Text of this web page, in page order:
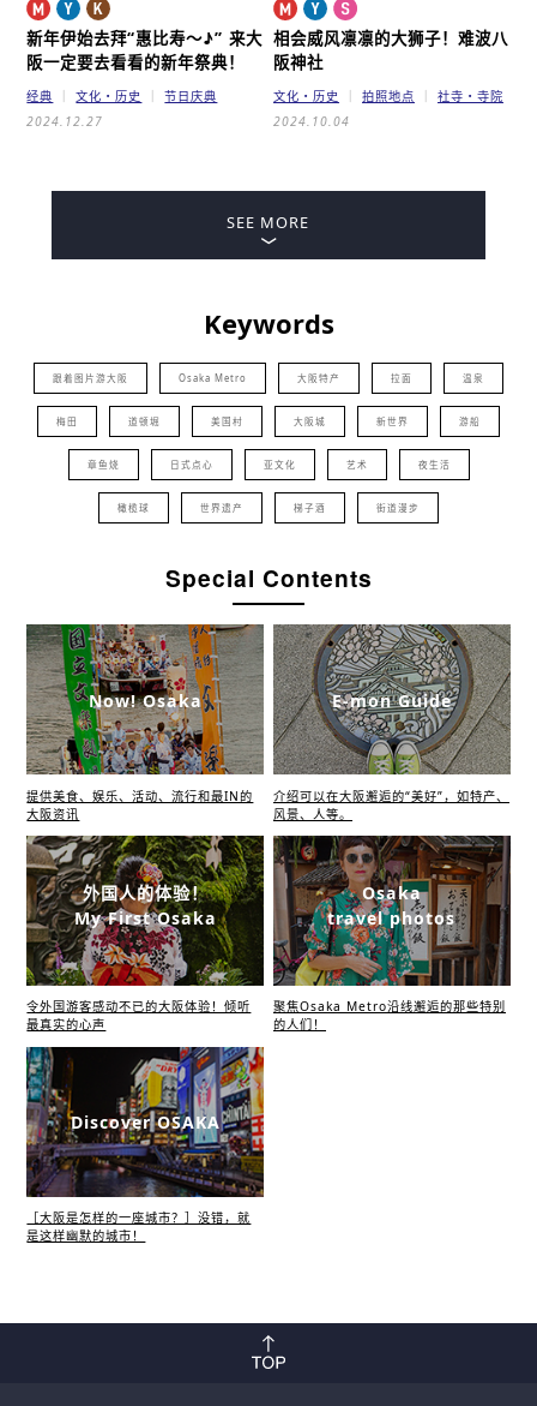
新年伊始去拜“惠比寿～♪”来大
阪一定要去看看的新年祭典！
经典 文化・历史
节日庆典
2024.12.27
相会威风凛凛的大狮子！难波八
阪神社
文化・历史 拍照地点
社寺・寺院
2024.10.04
SEE MORE
Keywords
跟着图片游大阪 Osaka Metro 大阪特产 拉面 温泉
梅田 道顿堀 美国村 大阪城 新世界 游船
章鱼烧 日式点心 亚文化 艺术 夜生活
橄榄球 世界遗产 梯子酒 街道漫步
Special Contents
Now! Osaka
提供美食、娱乐、活动、流行和最IN的
大阪资讯
E-mon Guide
介绍可以在大阪邂逅的“美好”，如特产、
风景、人等。
外国人的体验！
My First Osaka
令外国游客感动不已的大阪体验！倾听
最真实的心声
Osaka
travel photos
聚焦Osaka Metro沿线邂逅的那些特别
的人们！
Discover OSAKA
［大阪是怎样的一座城市？］没错，就
是这样幽默的城市！